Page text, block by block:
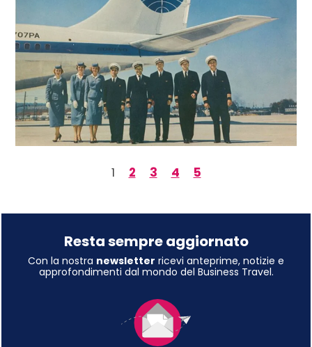
1 2 3 4 5
Resta sempre aggiornato
Con la nostra newsletter ricevi anteprime, notizie e
approfondimenti dal mondo del Business Travel.